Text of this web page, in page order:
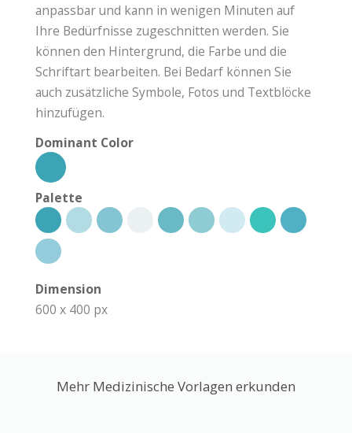
anpassbar und kann in wenigen Minuten auf
Ihre Bedürfnisse zugeschnitten werden. Sie
können den Hintergrund, die Farbe und die
Schriftart bearbeiten. Bei Bedarf können Sie
auch zusätzliche Symbole, Fotos und Textblöcke
hinzufügen.
Dominant Color
Palette
Dimension
600 x 400 px
Mehr Medizinische Vorlagen erkunden